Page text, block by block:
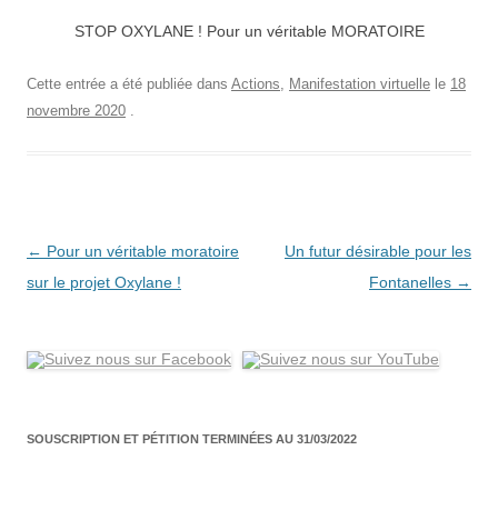
STOP OXYLANE ! Pour un véritable MORATOIRE
Cette entrée a été publiée dans Actions, Manifestation virtuelle le 18
novembre 2020 .
Navigation
des
← Pour un véritable moratoire
sur le projet Oxylane !
Un futur désirable pour les
Fontanelles →
SOUSCRIPTION ET PÉTITION TERMINÉES AU 31/03/2022